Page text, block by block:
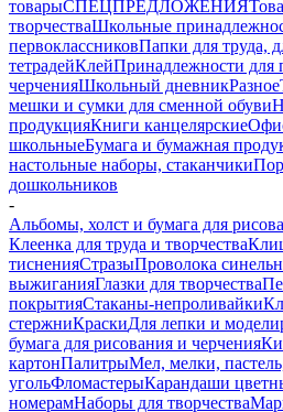
товарыСПЕЦПРЕДЛОЖЕНИЯ
творчестваШкольные
первоклассниковПапки для труда,
тетрадейКлейПринадлежности для
черченияШкольный дневникРазное
мешки и сумки для сменной обуви
продукцияКниги канцелярские
школьныеБумага и бумажная
настольные наборы, стаканчики
дошкольников
-
Альбомы, холст и бумага для
Клеенка для труда и творчества
тисненияСтразыПроволока
выжиганияГлазки для творчества
покрытияСтаканы-непроливайки
стержниКраскиДля лепки и
бумага для рисования и черчения
картонПалитрыМел, мелки,
угольФломастерыКарандаши
номерамНаборы для творчества